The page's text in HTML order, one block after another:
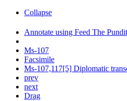
Collapse
Annotate using Feed The Pundit
Ms-107
Facsimile
Ms-107,117[5] Diplomatic
prev
next
Drag